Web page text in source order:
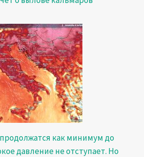
как минимум до
давление не отступает. Но